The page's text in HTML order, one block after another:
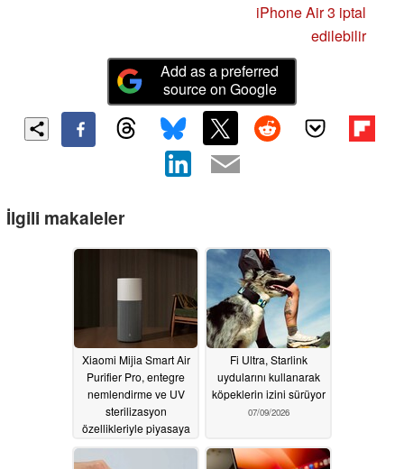
iPhone Air 3 iptal
edilebilir
Add as a preferred
source on Google
İlgili makaleler
Xiaomi Mijia Smart Air
Purifier Pro, entegre
nemlendirme ve UV
sterilizasyon
özellikleriyle piyasaya
çıktı08/05/2026
Fi Ultra, Starlink
uydularını kullanarak
köpeklerin izini sürüyor
07/09/2026